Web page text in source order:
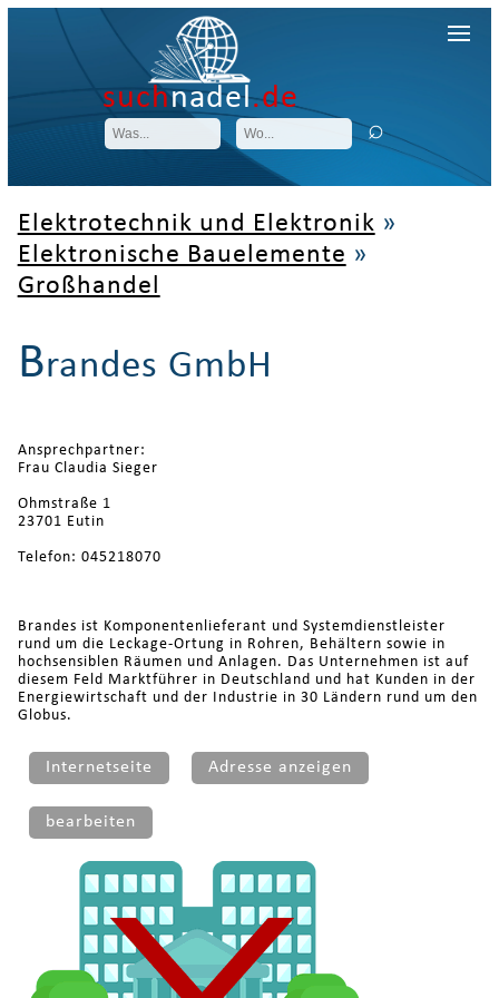
suchnadel.de
Elektrotechnik und Elektronik »
Elektronische Bauelemente »
Großhandel
Brandes GmbH
Ansprechpartner:
Frau Claudia Sieger
Ohmstraße 1
23701 Eutin
Telefon: 045218070
Brandes ist Komponentenlieferant und Systemdienstleister
rund um die Leckage-Ortung in Rohren, Behältern sowie in
hochsensiblen Räumen und Anlagen. Das Unternehmen ist auf
diesem Feld Marktführer in Deutschland und hat Kunden in der
Energiewirtschaft und der Industrie in 30 Ländern rund um den
Globus.
Internetseite Adresse anzeigen
bearbeiten